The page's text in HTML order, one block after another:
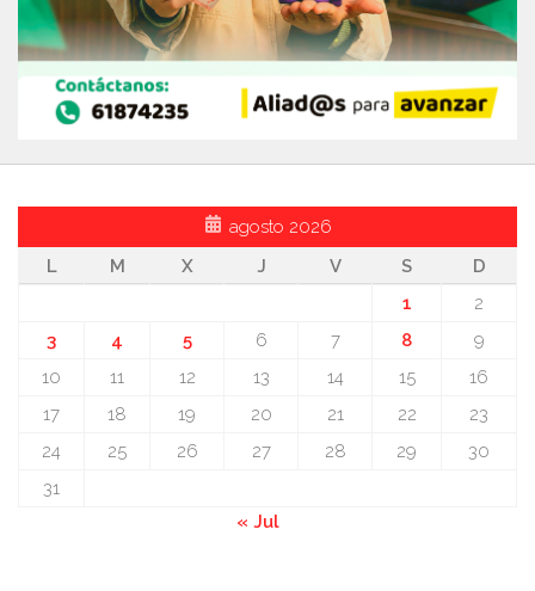
agosto 2026
L
M X J V S
D
1
2
3
4 5 6 7 8
9
10
11 12 13 14 15
16
17
18 19 20 21 22
23
24
25 26 27 28 29
30
31
« Jul